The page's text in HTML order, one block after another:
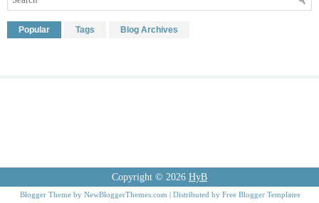
Popular Tags Blog Archives
Copyright © 2026 HyB
Blogger Theme by NewBloggerThemes.com | Distributed by Free Blogger Templates